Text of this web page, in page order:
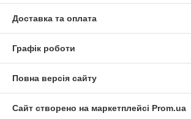
Доставка та оплата
Графік роботи
Повна версія сайту
Сайт створено на маркетплейсі Prom.ua